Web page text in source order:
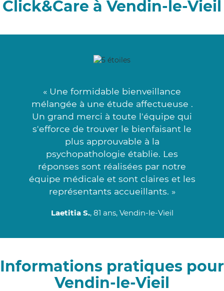
Click&Care à Vendin-le-Vieil
« Une formidable bienveillance
mélangée à une étude affectueuse .
Un grand merci à toute l'équipe qui
s'efforce de trouver le bienfaisant le
plus approuvable à la
psychopathologie établie. Les
réponses sont réalisées par notre
équipe médicale et sont claires et les
représentants accueillants. »
Laetitia S., 81 ans, Vendin-le-Vieil
Informations pratiques pour
Vendin-le-Vieil